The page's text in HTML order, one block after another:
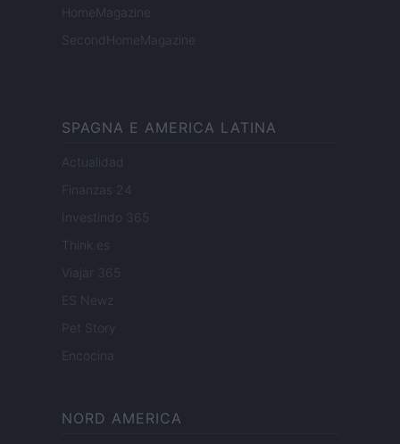
HomeMagazine
SecondHomeMagazine
SPAGNA E AMERICA LATINA
Actualidad
Finanzas 24
Investindo 365
Think.es
Viajar 365
ES Newz
Pet Story
Encocina
NORD AMERICA